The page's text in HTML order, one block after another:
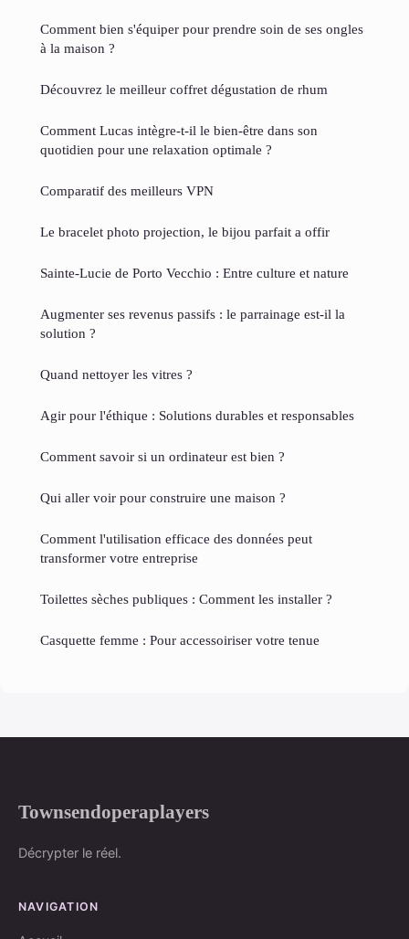
Comment bien s'équiper pour prendre soin de ses ongles
à la maison ?
Découvrez le meilleur coffret dégustation de rhum
Comment Lucas intègre-t-il le bien-être dans son
quotidien pour une relaxation optimale ?
Comparatif des meilleurs VPN
Le bracelet photo projection, le bijou parfait a offir
Sainte-Lucie de Porto Vecchio : Entre culture et nature
Augmenter ses revenus passifs : le parrainage est-il la
solution ?
Quand nettoyer les vitres ?
Agir pour l'éthique : Solutions durables et responsables
Comment savoir si un ordinateur est bien ?
Qui aller voir pour construire une maison ?
Comment l'utilisation efficace des données peut
transformer votre entreprise
Toilettes sèches publiques : Comment les installer ?
Casquette femme : Pour accessoiriser votre tenue
Townsendoperaplayers
Décrypter le réel.
NAVIGATION